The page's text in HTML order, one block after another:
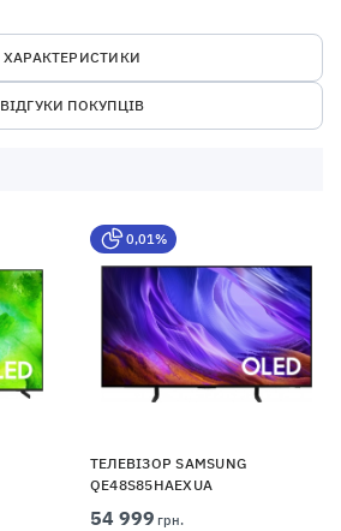
ХАРАКТЕРИСТИКИ
ВІДГУКИ ПОКУПЦІВ
0,01%
ТЕЛЕВІЗОР SAMSUNG
QE48S85HAEXUA
54 999 грн.